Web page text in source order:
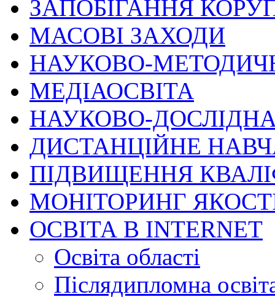
ЗАПОБІГАННЯ
МАСОВІ ЗАХОДИ
НАУКОВО-
МЕДІАОСВІТА
НАУКОВО-
ДИСТАНЦІЙНЕ
ПІДВИЩЕННЯ
МОНІТОРИНГ
ОСВІТА В INTERNET
Освіта області
Післядипломна